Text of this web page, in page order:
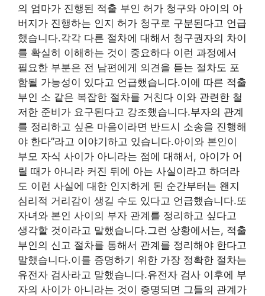
의 엄마가 진행된 적출 부인 허가 청구와 아이의 아
버지가 진행하는 인지 허가 청구로 구분된다고 언급
했습니다.각각 다른 절차에 대해서 청구권자의 차이
를 확실히 이해하는 것이 중요하다 이런 과정에서
필요한 부분은 전 남편에게 의견을 듣는 절차도 포
함될 가능성이 있다고 언급했습니다.이에 따른 적출
부인 소 같은 복잡한 절차를 거친다 이와 관련한 철
저한 준비가 요구된다고 강조했습니다.부자의 관계
를 정리하고 싶은 마음이라면 반드시 소송을 진행해
야 한다”라고 이야기하고 있습니다.아이와 본인이
부모 자식 사이가 아니라는 점에 대해서, 아이가 어
릴 때가 아니라 커진 뒤에 아는 사실이라고 하더라
도 이런 사실에 대한 인지하게 된 순간부터는 왠지
심리적 거리감이 생길 수도 있다고 언급했습니다.또
자녀와 본인 사이의 부자 관계를 정리하고 싶다고
생각할 것이라고 말했습니다.그런 상황에서는, 적출
부인의 신고 절차를 통해서 관계를 정리해야 한다고
말했습니다.이를 증명하기 위한 가장 정확한 절차는
유전자 검사라고 말했습니다.유전자 검사 이후에 부
자의 사이가 아니라는 것이 증명되면 그들의 관계가